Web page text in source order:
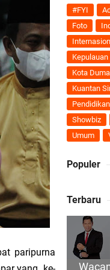
Pesisir Mesin Pertumbuhan
Listrik Kepulauan Meranti
Eselon III. A Serta III. B
Daerah
Kepercayaan Publik dengan
Beri Arahan
paripurna
#FYI
Foto
Kota
Kuantan
Pendidikan
Showbiz
Umum
Populer
Terbaru